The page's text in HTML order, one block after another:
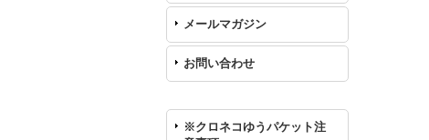
メールマガジン
お問い合わせ
※クロネコゆうパケット注